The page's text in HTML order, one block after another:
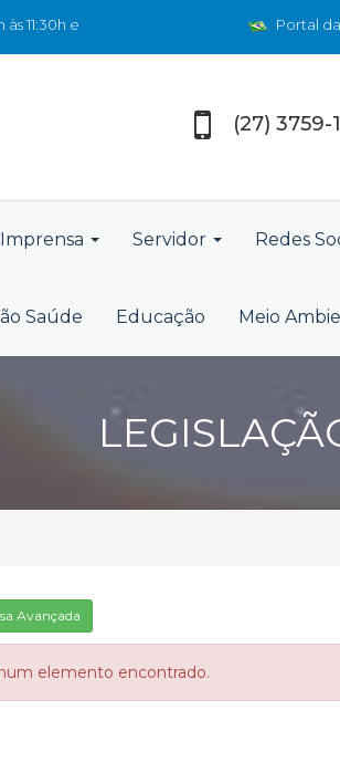
11:30h e
Portal
(27) 3759-
Imprensa Servidor Redes
Saúde Educação Meio
Avançada
elemento encontrado.